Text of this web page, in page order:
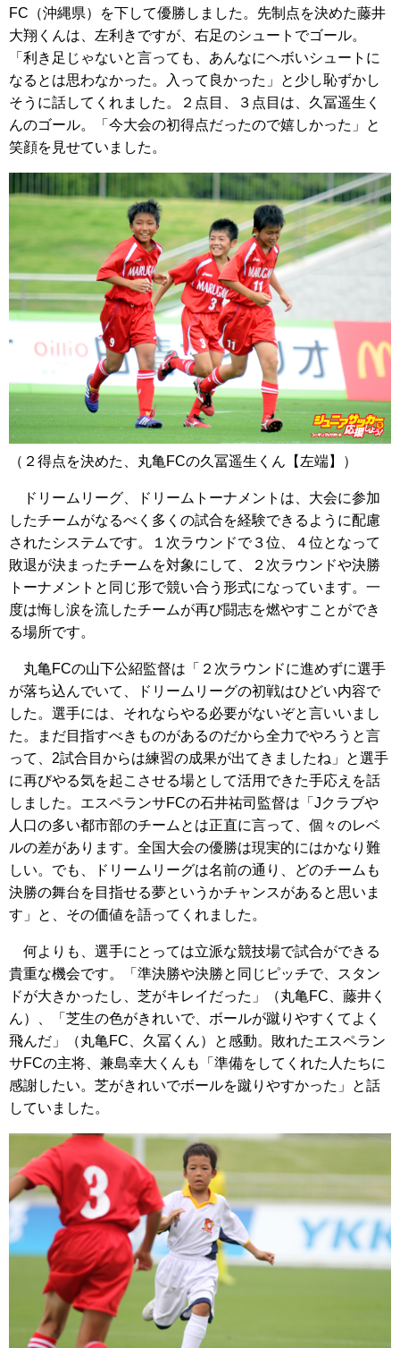
FC（沖縄県）を下して優勝しました。先制点を決めた藤井
大翔くんは、左利きですが、右足のシュートでゴール。
「利き足じゃないと言っても、あんなにヘボいシュートに
なるとは思わなかった。入って良かった」と少し恥ずかし
そうに話してくれました。２点目、３点目は、久冨遥生く
んのゴール。「今大会の初得点だったので嬉しかった」と
笑顔を見せていました。
（２得点を決めた、丸亀FCの久冨遥生くん【左端】）
ドリームリーグ、ドリームトーナメントは、大会に参加
したチームがなるべく多くの試合を経験できるように配慮
されたシステムです。１次ラウンドで３位、４位となって
敗退が決まったチームを対象にして、２次ラウンドや決勝
トーナメントと同じ形で競い合う形式になっています。一
度は悔し涙を流したチームが再び闘志を燃やすことができ
る場所です。
丸亀FCの山下公紹監督は「２次ラウンドに進めずに選手
が落ち込んでいて、ドリームリーグの初戦はひどい内容で
した。選手には、それならやる必要がないぞと言いいまし
た。まだ目指すべきものがあるのだから全力でやろうと言
って、2試合目からは練習の成果が出てきましたね」と選手
に再びやる気を起こさせる場として活用できた手応えを話
しました。エスペランサFCの石井祐司監督は「Jクラブや
人口の多い都市部のチームとは正直に言って、個々のレベ
ルの差があります。全国大会の優勝は現実的にはかなり難
しい。でも、ドリームリーグは名前の通り、どのチームも
決勝の舞台を目指せる夢というかチャンスがあると思いま
す」と、その価値を語ってくれました。
何よりも、選手にとっては立派な競技場で試合ができる
貴重な機会です。「準決勝や決勝と同じピッチで、スタン
ドが大きかったし、芝がキレイだった」（丸亀FC、藤井く
ん）、「芝生の色がきれいで、ボールが蹴りやすくてよく
飛んだ」（丸亀FC、久冨くん）と感動。敗れたエスペラン
サFCの主将、兼島幸大くんも「準備をしてくれた人たちに
感謝したい。芝がきれいでボールを蹴りやすかった」と話
していました。